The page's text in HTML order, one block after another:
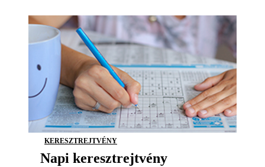
KERESZTREJTVÉNY
Napi keresztrejtvény